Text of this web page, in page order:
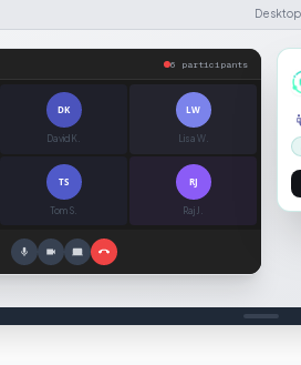
Desktop
6 participants
DK
David K.
LW
Lisa W.
TS
Tom S.
RJ
Raj J.
fee